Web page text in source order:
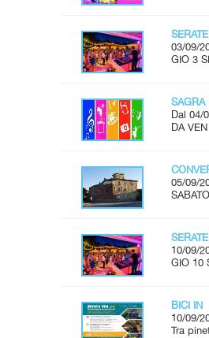
03/09/
GIO 3
SAGRA
Dal 04/
DA
05/09/
10/09/
GIO 10
BICI IN
10/09/
Tra